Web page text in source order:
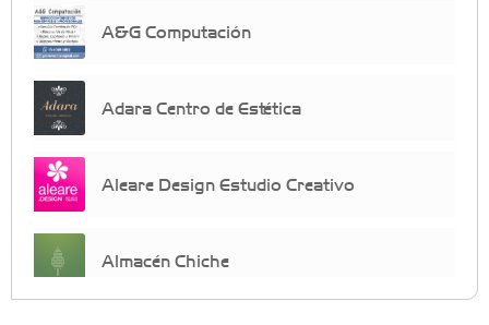
A&G Computación
Adara Centro de Estética
Aleare Design Estudio Creativo
Almacén Chiche